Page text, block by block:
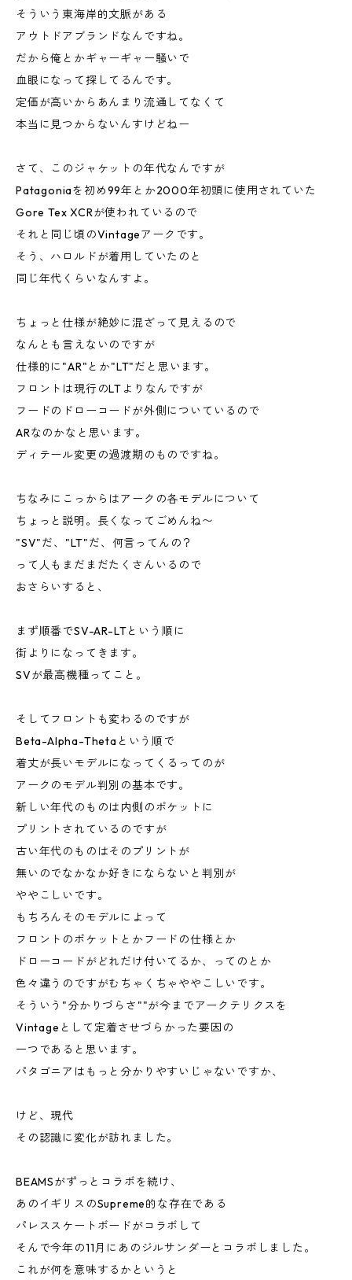
そういう東海岸的文脈がある
アウトドアブランドなんですね。
だから俺とかギャーギャー騒いで
血眼になって探してるんです。
定価が高いからあんまり流通してなくて
本当に見つからないんすけどねー
さて、このジャケットの年代なんですが
Patagoniaを初め99年とか2000年初頭に使用されていた
Gore Tex XCRが使われているので
それと同じ頃のVintageアークです。
そう、ハロルドが着用していたのと
同じ年代くらいなんすよ。
ちょっと仕様が絶妙に混ざって見えるので
なんとも言えないのですが
仕様的に"AR"とか"LT"だと思います。
フロントは現行のLTよりなんですが
フードのドローコードが外側についているので
ARなのかなと思います。
ディテール変更の過渡期のものですね。
ちなみにこっからはアークの各モデルについて
ちょっと説明。長くなってごめんね〜
"SV"だ、"LT"だ、何言ってんの？
って人もまだまだたくさんいるので
おさらいすると、
まず順番でSV-AR-LTという順に
街よりになってきます。
SVが最高機種ってこと。
そしてフロントも変わるのですが
Beta-Alpha-Thetaという順で
着丈が長いモデルになってくるってのが
アークのモデル判別の基本です。
新しい年代のものは内側のポケットに
プリントされているのですが
古い年代のものはそのプリントが
無いのでなかなか好きにならないと判別が
ややこしいです。
もちろんそのモデルによって
フロントのポケットとかフードの仕様とか
ドローコードがどれだけ付いてるか、ってのとか
色々違うのですがむちゃくちゃややこしいです。
そういう"分かりづらさ""が今までアークテリクスを
Vintageとして定着させづらかった要因の
一つであると思います。
パタゴニアはもっと分かりやすいじゃないですか、
けど、現代
その認識に変化が訪れました。
BEAMSがずっとコラボを続け、
あのイギリスのSupreme的な存在である
パレススケートボードがコラボして
そんで今年の11月にあのジルサンダーとコラボしました。
これが何を意味するかというと